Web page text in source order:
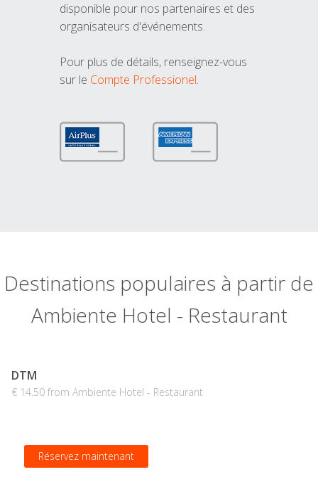
disponible pour nos partenaires et des
organisateurs d'événements.
Pour plus de détails, renseignez-vous
sur le Compte Professionel.
Destinations populaires à partir de
Ambiente Hotel - Restaurant
DTM
€ 14.50 from Ambiente Hotel - Restaurant
Réservez maintenant